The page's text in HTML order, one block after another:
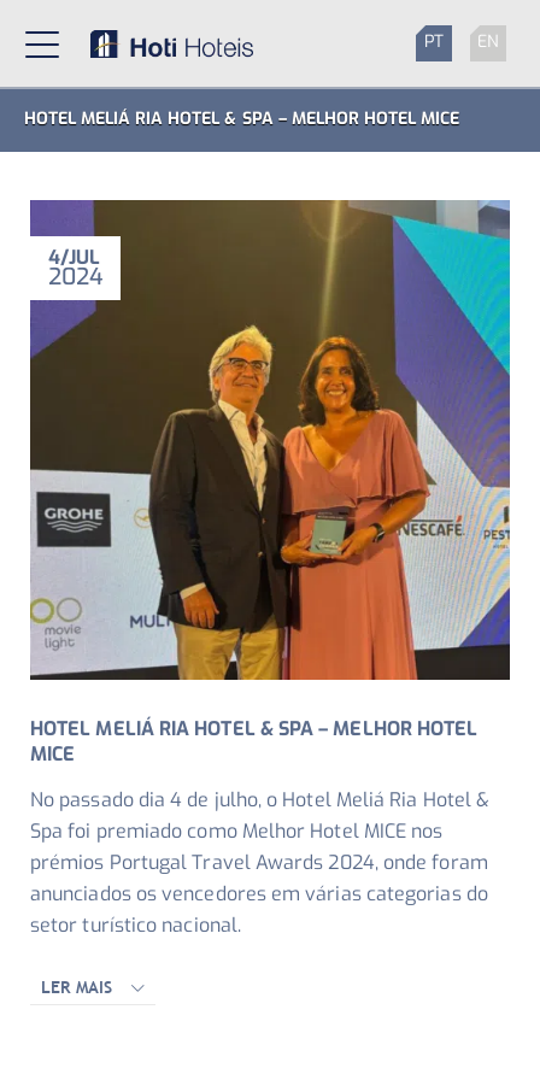
PT EN
HOTEL MELIÁ RIA HOTEL & SPA – MELHOR HOTEL MICE
4 JUL
2024
HOTEL MELIÁ RIA HOTEL & SPA – MELHOR HOTEL
MICE
No passado dia 4 de julho, o Hotel Meliá Ria Hotel &
Spa foi premiado como Melhor Hotel MICE nos
prémios Portugal Travel Awards 2024, onde foram
anunciados os vencedores em várias categorias do
setor turístico nacional.
LER MAIS